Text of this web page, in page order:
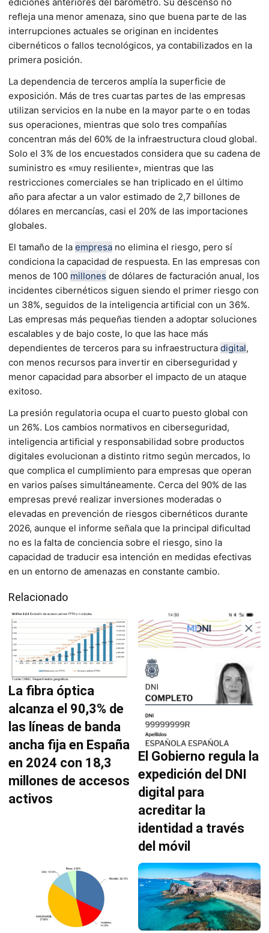
refleja una menor amenaza, sino que buena parte de las
interrupciones actuales se originan en incidentes
cibernéticos o fallos tecnológicos, ya contabilizados en la
primera posición.
La dependencia de terceros amplía la superficie de
exposición. Más de tres cuartas partes de las empresas
utilizan servicios en la nube en la mayor parte o en todas
sus operaciones, mientras que solo tres compañías
concentran más del 60% de la infraestructura cloud global.
Solo el 3% de los encuestados considera que su cadena de
suministro es «muy resiliente», mientras que las
restricciones comerciales se han triplicado en el último
año para afectar a un valor estimado de 2,7 billones de
dólares en mercancías, casi el 20% de las importaciones
globales.
El tamaño de la empresa no elimina el riesgo, pero sí
condiciona la capacidad de respuesta. En las empresas con
menos de 100 millones de dólares de facturación anual, los
incidentes cibernéticos siguen siendo el primer riesgo con
un 38%, seguidos de la inteligencia artificial con un 36%.
Las empresas más pequeñas tienden a adoptar soluciones
escalables y de bajo coste, lo que las hace más
dependientes de terceros para su infraestructura digital,
con menos recursos para invertir en ciberseguridad y
menor capacidad para absorber el impacto de un ataque
exitoso.
La presión regulatoria ocupa el cuarto puesto global con
un 26%. Los cambios normativos en ciberseguridad,
inteligencia artificial y responsabilidad sobre productos
digitales evolucionan a distinto ritmo según mercados, lo
que complica el cumplimiento para empresas que operan
en varios países simultáneamente. Cerca del 90% de las
empresas prevé realizar inversiones moderadas o
elevadas en prevención de riesgos cibernéticos durante
2026, aunque el informe señala que la principal dificultad
no es la falta de conciencia sobre el riesgo, sino la
capacidad de traducir esa intención en medidas efectivas
en un entorno de amenazas en constante cambio.
Relacionado
La fibra óptica
alcanza el 90,3% de
las líneas de banda
ancha fija en España
en 2024 con 18,3
millones de accesos
activos
El Gobierno regula la
expedición del DNI
digital para
acreditar la
identidad a través
del móvil